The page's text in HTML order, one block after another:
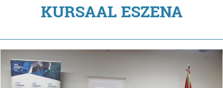
KURSAAL ESZENA